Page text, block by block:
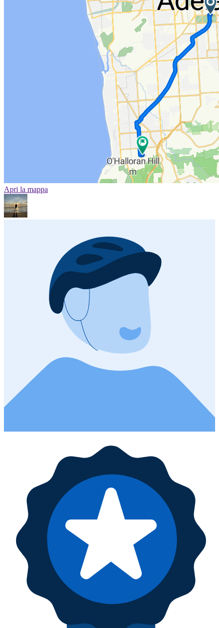
Apri la mappa